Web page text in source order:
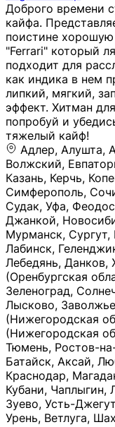
Доброго времени
кайфа.
поистине
"Ferrari" который
подходит для
как индика в нем
липкий, мягкий,
эффект. Хитман
попробуй и
тяжелый кайф!
Адлер, Алушта, Астрахань, Бахчисарай, Волгоград, Волжский, Евпатория, Екатеринбург, Ишимбай, Казань, Керчь, Копейск, Курск, Рыльск, Саки, Салават, Симферополь, Сочи, Старый Крым, Стерлитамак, Судак, Уфа, Феодосия, Хабаровск, Челябинск, Ялта, Джанкой, Новосибирск, Щёлкино, Санкт-Петербург, Мурманск, Сургут, Невинномысск, Черкесск, Усть-Лабинск, Геленджик, Ставрополь, Калуга, Елец, Лебедянь, Данков, Жуковский, Оренбург, Орск (Оренбургская область), Магнитогорск, Пермь, Зеленоград, Солнечногорск, Нижний Новгород, Лысково, Заволжье, Кстово, Балахна (Нижегородская область), Богородск, Бор (Нижегородская область), Саратов, Энгельс, Ижевск, Тюмень, Ростов-на-Дону, Шахты, Новочеркасск, Батайск, Аксай, Люберцы, Истра, Москва, Армавир, Краснодар, Магадан, Самара, Анапа, Славянск-на-Кубани, Чаплыгин, Липецк, Нижний Тагил, Орехово-Зуево, Усть-Джегута, Лянтор, Нефтеюганск, Пыть-Ях, Урень, Ветлуга, Шахунья, Новороссийск, Крымск, Тимашёвск, Тольятти, Воткинск, Звенигород, Руза, Можайск, Белгород, Воронеж, Соликамск, Нытва, Лысьва (Пермский край), Чусовой, Кунгур, Краснокамск, Миасс, Губаха, Тула, Новомосковск, Донской, Омск, Льгов, Мытищи, Королёв, Ивантеевка, Балашиха, Семилуки, Кудымкар, Старый Оскол, Оса (Пермский край), Одинцово (Московская область), Ханты-Мансийск, Лабинск, Темрюк, Курганинск, Белореченск (Краснодарский край), Алупкa, Губкин, Рязань, Калининград, Усть-Илимск, Фрязино, Минеральные Воды, Пятигорск, Кострома, Ярославль, Коркино, Верхняя Пышма, Подольск, Красноярск, Смоленск, Долгопрудный, Чебоксары, Калачинск, Канск, Киров (Кировская область), Вологда, Рославль, Владивосток, Обнинск, Балабаново (Калужская область), Малоярославец, Брянск, Видное, Ярцево, Вязьма, Гагарин, Приволжск, Фурманов, Чайковский, Кинешма, Горячий Ключ, Улан-Удэ, Туймазы, Дюртюли, Альметьевск, Нефтекамск, Хадыженск, Апшеронск, Майкоп, Уссурийск, Ульяновск, Гатчина, Луга (Ленинградская область), Надым, Ногинск, Электросталь, Железнодорожный (Московская область), Бутурлиновка, Кириллов, Краснознаменск (Калиниградская область), Мышкин, Томмот, Холм, Абакан, Абдулино, Агидель, Агрыз, Адыгейск, Азнакаево, Алатырь, Алдан, Алейск, Александров, Александровск, Алексеевка (Белгородская обл.), Алексин, Амурск, Анадырь, Ангарск, Андреаполь, Анжеро-Судженск, Анива, Апатиты, Арамиль, Ардон, Арзамас, Аркадак, Арсеньев, Артём, Артёмовский, Архангельск, Асбест, Асино, Аткарск, Ахтубинск, Аша, Бабаево (Вологодская область), Бавлы (Республика Татарстан), Байкальск, Бакал, Баксан, Балаклава, Балаково (Саратовская область), Балашов (Саратовская область), Балтийск, Барабинск, Барнаул, Барыш (Ульяновская область), Бежецк, Белая Калитва (Ростовская область), Белебей, Белогорск (Крым), Белозерск, Белокуриха, Беломорск, Белоозёрский (Московская область), Белорецк (Республика Башкортостан), Кызыл, Белоярский (Ханты-Мансийский АО), Бердск, Березники (Пермский край), Берёзовский (Кемеровская область), Берёзовский (Свердловская область), Беслан, Бийск, Бикин, Билибино, Биробиджан, Благовещенск (Амурская область), Благовещенск (Башкортостан), Бобров, Богородицк, Боготол, Богучар, Бокситогорск (Ленинградская область), Бологое (Тверская область), Болхов,